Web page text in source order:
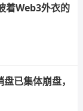
着Web3外衣的
已集体崩盘，